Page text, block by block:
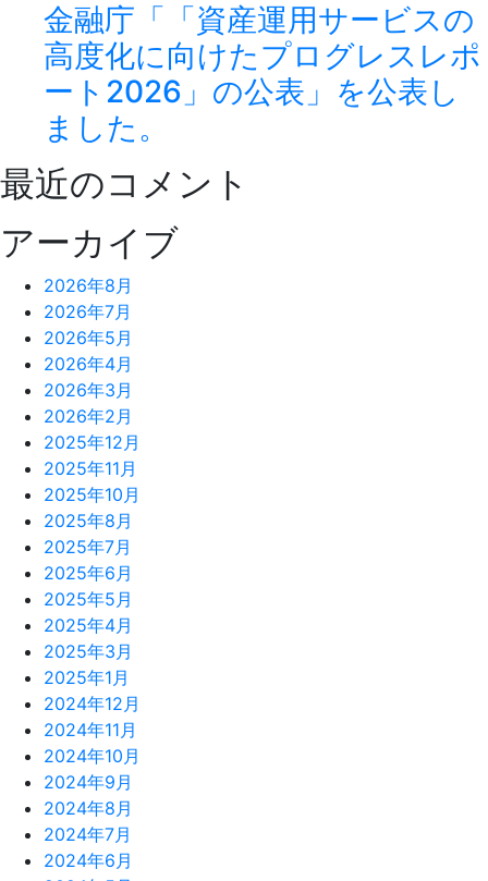
金融庁「「資産運用サービスの
高度化に向けたプログレスレポ
ート2026」の公表」を公表し
ました。
最近のコメント
アーカイブ
2026年8月
2026年7月
2026年5月
2026年4月
2026年3月
2026年2月
2025年12月
2025年11月
2025年10月
2025年8月
2025年7月
2025年6月
2025年5月
2025年4月
2025年3月
2025年1月
2024年12月
2024年11月
2024年10月
2024年9月
2024年8月
2024年7月
2024年6月